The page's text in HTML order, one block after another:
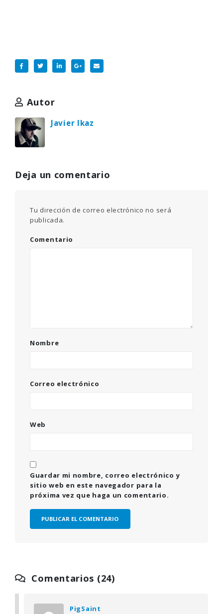
Autor
Javier Ikaz
Deja un comentario
Tu dirección de correo electrónico no será
publicada.
Comentario
Nombre
Correo electrónico
Web
Guardar mi nombre, correo electrónico y
sitio web en este navegador para la
próxima vez que haga un comentario.
Comentarios (24)
PigSaint